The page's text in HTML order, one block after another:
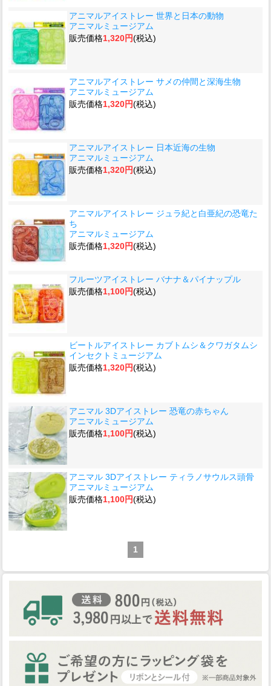
アニマルアイストレー 世界と日本の動物
アニマルミュージアム
販売価格1,320円(税込)
アニマルアイストレー サメの仲間と深海生物
アニマルミュージアム
販売価格1,320円(税込)
アニマルアイストレー 日本近海の生物
アニマルミュージアム
販売価格1,320円(税込)
アニマルアイストレー ジュラ紀と白亜紀の恐竜た
ち
アニマルミュージアム
販売価格1,320円(税込)
フルーツアイストレー バナナ＆パイナップル
販売価格1,100円(税込)
ビートルアイストレー カブトムシ＆クワガタムシ
インセクトミュージアム
販売価格1,320円(税込)
アニマル 3Dアイストレー 恐竜の赤ちゃん
アニマルミュージアム
販売価格1,100円(税込)
アニマル 3Dアイストレー ティラノサウルス頭骨
アニマルミュージアム
販売価格1,100円(税込)
1